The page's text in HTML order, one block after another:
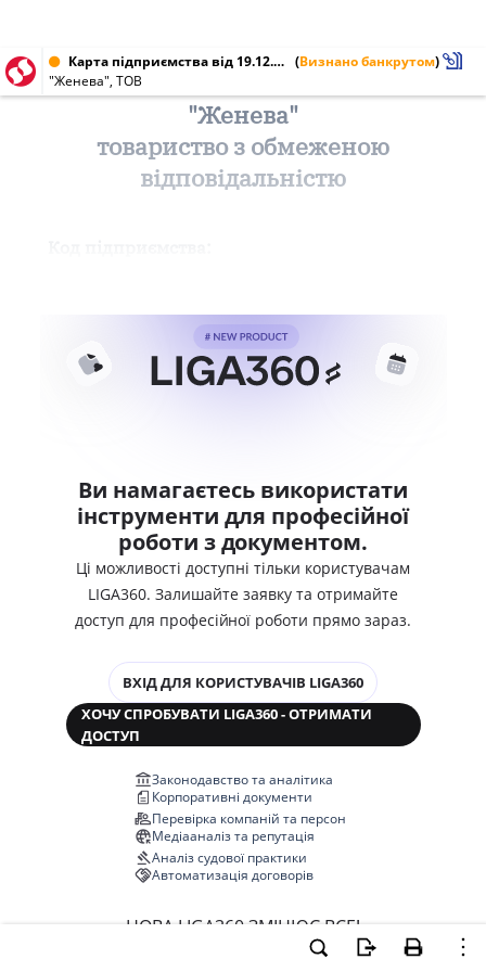
Карта підприємства від 19.12.2013 № 32494233 (Визнано банкрутом)
"Женева", ТОВ
"Женева"
товариство з обмеженою
відповідальністю
Ви намагаєтесь використати
інструменти для професійної
роботи з документом.
Ці можливості доступні тільки користувачам
LIGA360. Залишайте заявку та отримайте
доступ для професійної роботи прямо зараз.
ВХІД ДЛЯ КОРИСТУВАЧІВ LIGA360
ХОЧУ СПРОБУВАТИ LIGA360 - ОТРИМАТИ
ДОСТУП
Законодавство та аналітика
Корпоративні документи
Перевірка компаній та персон
Медіааналіз та репутація
Аналіз судової практики
Автоматизація договорів
НОВА LIGA360 ЗМІНЮЄ ВСЕ!